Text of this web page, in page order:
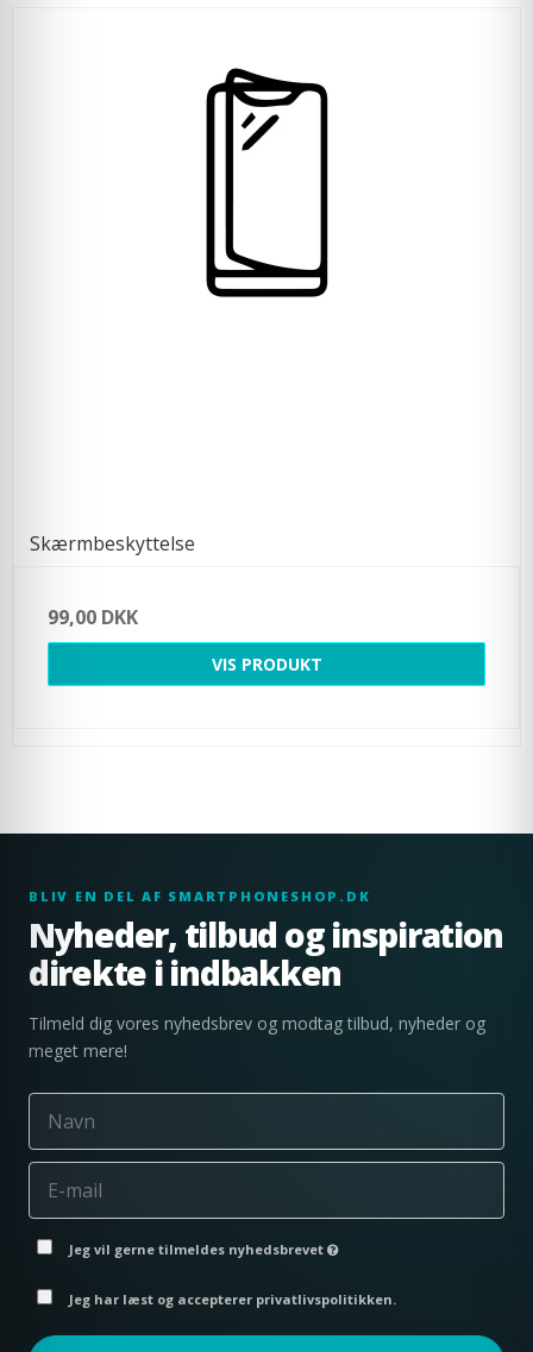
Skærmbeskyttelse
99,00 DKK
VIS PRODUKT
BLIV EN DEL AF SMARTPHONESHOP.DK
Nyheder, tilbud og inspiration
direkte i indbakken
Tilmeld dig vores nyhedsbrev og modtag tilbud, nyheder og
meget mere!
Jeg vil gerne tilmeldes nyhedsbrevet
Jeg har læst og accepterer privatlivspolitikken.